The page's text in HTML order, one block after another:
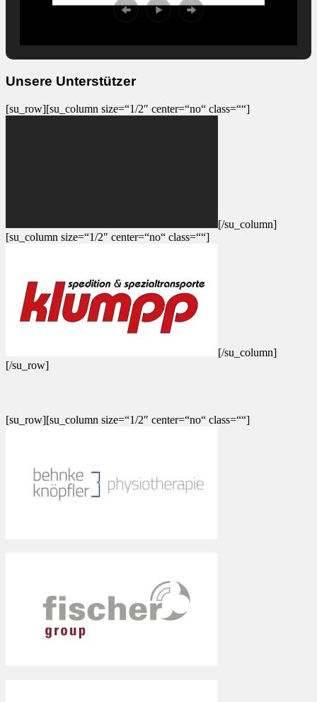
Unsere Unterstützer
[su_row][su_column size=“1/2″ center=“no“ class=““]
[/su_column]
[su_column size=“1/2″ center=“no“ class=““]
[/su_column]
[/su_row]
[su_row][su_column size=“1/2″ center=“no“ class=““]